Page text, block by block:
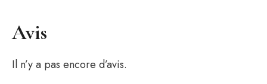
Avis
Il n’y a pas encore d’avis.